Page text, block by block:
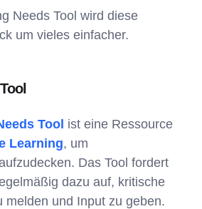
Needs Tool wird diese
um vieles einfacher.
Tool ist eine Ressource
Learning, um
Das Tool fordert
dazu auf, kritische
melden und Input zu geben.